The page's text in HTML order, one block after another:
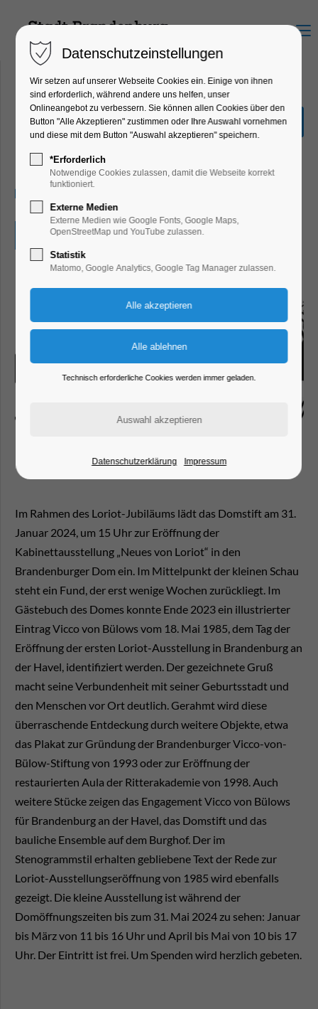
Menu
Neues von Loriot: Bisher
unbekannte Illustration
Ausstellung, Kunst, Loriot
Eintritt frei
Im Rahmen des Loriot-Jubiläums lädt das Domstift am 31.
Januar 2024, um 15 Uhr zur Eröffnung der
Kabinettausstellung „Neues von Loriot“ in den
Brandenburger Dom ein. Im Mittelpunkt der kleinen Schau
steht ein Fund, der erst wenige Wochen zurückliegt. Im
Gästebuch des Domes konnte Ende 2023 ein illustrierter
Eintrag Vicco von Bülows vom 18. Mai 1985, dem Tag der
Eröffnung der ersten Loriot-Ausstellung in Brandenburg an
der Havel, identifiziert werden. Der gezeichnete Gruß
macht seine Verbundenheit mit seiner Geburtsstadt und
den Menschen vor Ort deutlich. Gerahmt wird diese
überraschende Entdeckung durch weitere Objekte, etwa
das Plakat zur Gründung der Brandenburger Vicco-von-
Bülow-Stiftung von 1993 oder zur Eröffnung der
restaurierten Aula der Ritterakademie von 1998. Auch
weitere Stücke zeigen das Engagement Vicco von Bülows
für Brandenburg an der Havel, das Domstift und das
bauliche Ensemble auf dem Burghof. Der im
Stenogrammstil erhalten gebliebene Text der Rede zur
Loriot-Ausstellungseröffnung von 1985 wird ebenfalls
gezeigt. Die kleine Ausstellung ist während der
Domöffnungszeiten bis zum 31. Mai 2024 zu sehen: Januar
bis März von 11 bis 16 Uhr und April bis Mai von 10 bis 17
Uhr. Der Eintritt ist frei. Um Spenden wird herzlich gebeten.
Datenschutzeinstellungen
Wir setzen auf unserer Webseite Cookies ein. Einige von ihnen
sind erforderlich, während andere uns helfen, unser
Onlineangebot zu verbessern. Sie können allen Cookies über den
Button "Alle Akzeptieren" zustimmen oder Ihre Auswahl vornehmen
und diese mit dem Button "Auswahl akzeptieren" speichern.
*Erforderlich
Notwendige Cookies zulassen, damit die Webseite korrekt
funktioniert.
Externe Medien
Externe Medien wie Google Fonts, Google Maps,
OpenStreetMap und YouTube zulassen.
Statistik
Matomo, Google Analytics, Google Tag Manager zulassen.
Technisch erforderliche Cookies werden immer geladen.
Datenschutzerklärung Impressum